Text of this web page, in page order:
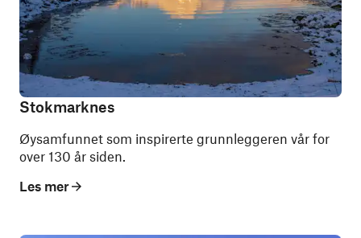
Stokmarknes
Øysamfunnet som inspirerte grunnleggeren vår for
over 130 år siden.
Les mer